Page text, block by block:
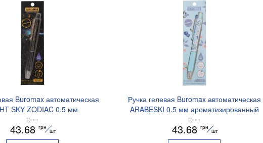
Buromax автоматическая
SKY ZODIAC 0.5 мм
грипп синие чернила
BM.8379-01
Цена
43.68 грн
шт
Ручка гелевая Buromax автоматическая
ARABESKI 0.5 мм ароматизированный
грипп синие чернила в блистере BM.8379-
02
Цена
43.68 грн
шт